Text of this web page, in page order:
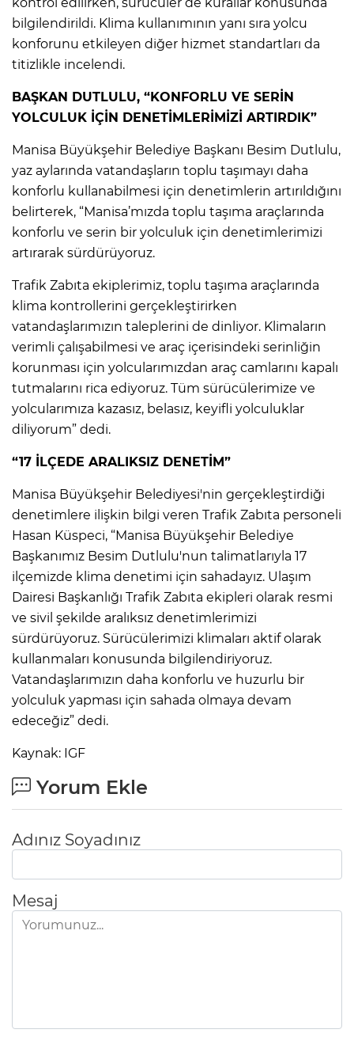
bilgilendirildi. Klima kullanımının yanı sıra yolcu
konforunu etkileyen diğer hizmet standartları da
titizlikle incelendi.
BAŞKAN DUTLULU, “KONFORLU VE SERİN
YOLCULUK İÇİN DENETİMLERİMİZİ ARTIRDIK”
Manisa Büyükşehir Belediye Başkanı Besim Dutlulu,
yaz aylarında vatandaşların toplu taşımayı daha
konforlu kullanabilmesi için denetimlerin artırıldığını
belirterek, “Manisa’mızda toplu taşıma araçlarında
konforlu ve serin bir yolculuk için denetimlerimizi
artırarak sürdürüyoruz.
Trafik Zabıta ekiplerimiz, toplu taşıma araçlarında
klima kontrollerini gerçekleştirirken
vatandaşlarımızın taleplerini de dinliyor. Klimaların
verimli çalışabilmesi ve araç içerisindeki serinliğin
korunması için yolcularımızdan araç camlarını kapalı
tutmalarını rica ediyoruz. Tüm sürücülerimize ve
yolcularımıza kazasız, belasız, keyifli yolculuklar
diliyorum” dedi.
“17 İLÇEDE ARALIKSIZ DENETİM”
Manisa Büyükşehir Belediyesi'nin gerçekleştirdiği
denetimlere ilişkin bilgi veren Trafik Zabıta personeli
Hasan Küspeci, “Manisa Büyükşehir Belediye
Başkanımız Besim Dutlulu'nun talimatlarıyla 17
ilçemizde klima denetimi için sahadayız. Ulaşım
Dairesi Başkanlığı Trafik Zabıta ekipleri olarak resmi
ve sivil şekilde aralıksız denetimlerimizi
sürdürüyoruz. Sürücülerimizi klimaları aktif olarak
kullanmaları konusunda bilgilendiriyoruz.
Vatandaşlarımızın daha konforlu ve huzurlu bir
yolculuk yapması için sahada olmaya devam
edeceğiz” dedi.
Kaynak: IGF
Yorum Ekle
Adınız Soyadınız
Mesaj